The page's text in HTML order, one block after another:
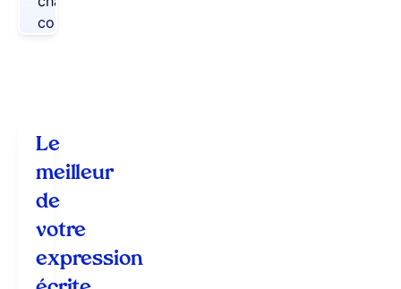
comptoir.
Le
meilleur
de
votre
expression